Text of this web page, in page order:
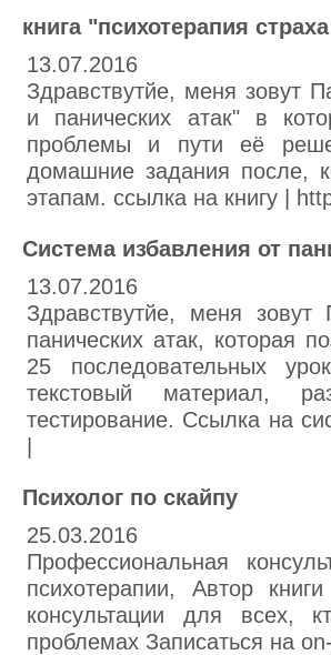
книга "психотерапия
13.07.2016
Здравствутйе, меня зовут
и панических атак" в
проблемы и пути её
домашние задания после,
этапам. ссылка на книгу |
Система избавления от
13.07.2016
Здравствутйе, меня
панических атак, которая
25 последовательных
текстовый материал,
тестирование. Ссылка на
|
Психолог по скайпу
25.03.2016
Профессиональная
психотерапии, Автор
консультации для всех,
проблемах Записаться на